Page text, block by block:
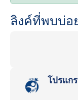
ลิงค์ที่พบบ่อ
โปรแก